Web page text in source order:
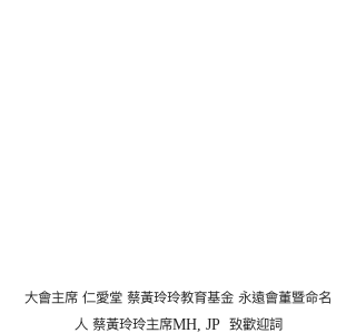
大會主席 仁愛堂 蔡黃玲玲教育基金 永遠會董暨命名
人 蔡黃玲玲主席MH, JP  致歡迎詞